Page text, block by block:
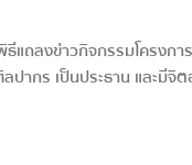
ลงข่าวกิจกรรมโครงก
ร เป็นประธาน และมีจิ